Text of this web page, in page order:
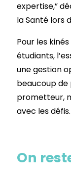
expertise,”
la Santé lors
Pour les
étudiants,
une gestion
beaucoup de
prometteur,
avec les défis.
On